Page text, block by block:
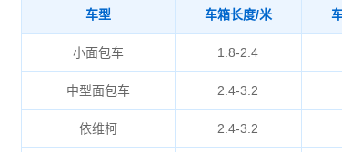
车型 车箱长度/米
小面包车 1.8-2.4
中型面包车 2.4-3.2
依维柯 2.4-3.2